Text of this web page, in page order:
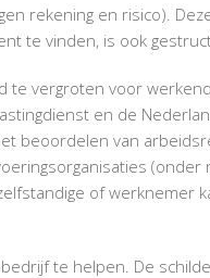
rekening en risico).
te vinden, is ook
te vergroten voor
en de
beoordelen van
of werknemer
te helpen. De